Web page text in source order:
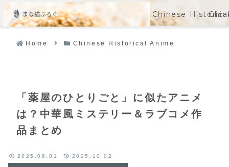
Chinese
Home Chinese Historical Anime
「薬屋のひとりごと」に似たアニメ
は？中華風ミステリー＆ラブコメ作
品まとめ
2025.06.01 2025.10.02
メニュー